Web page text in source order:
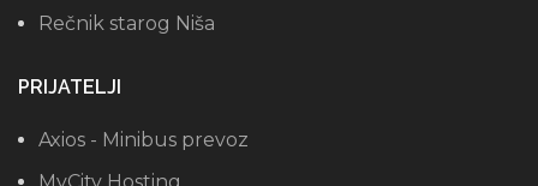
Rečnik starog Niša
PRIJATELJI
Axios - Minibus prevoz